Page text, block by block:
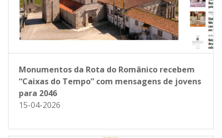
Monumentos da Rota do Românico recebem
“Caixas do Tempo” com mensagens de jovens
para 2046
15-04-2026